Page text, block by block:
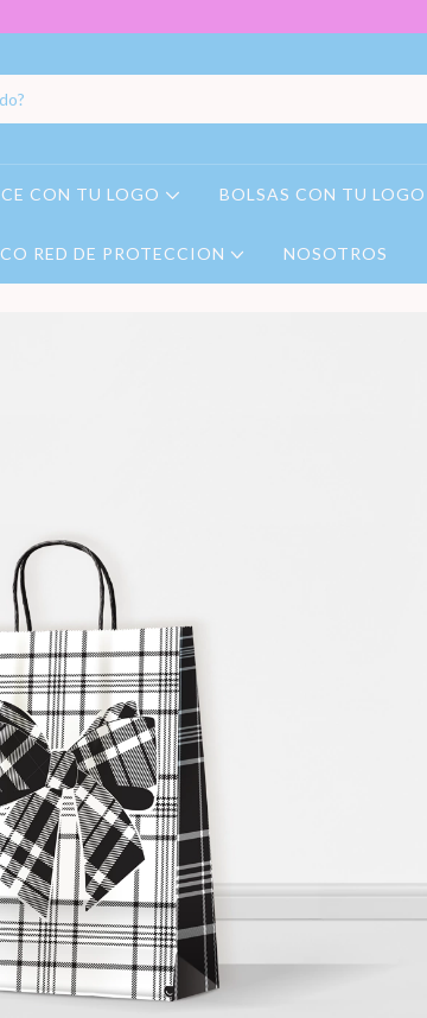
CON TU LOGO BOLSAS CON TU LOGO
RED DE PROTECCION NOSOTROS